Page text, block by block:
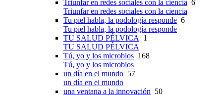
Triunfar en redes sociales con la ciencia 6
Triunfar en redes sociales con la ciencia
Tu piel habla, la podología responde 6
Tu piel habla, la podología responde
TU SALUD PÉLVICA
1
TU SALUD PÉLVICA
Tú, yo y los microbios 168
Tú, yo y los microbios
un día en el mundo 57
un día en el mundo
una ventana a la innovación 50